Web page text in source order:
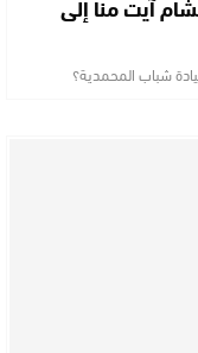
شباب المحمدية؟